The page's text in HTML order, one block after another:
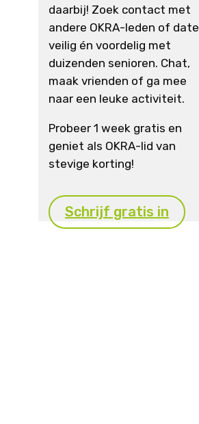
daarbij! Zoek contact met
andere OKRA-leden of date
veilig én voordelig met
duizenden senioren. Chat,
maak vrienden of ga mee
naar een leuke activiteit.
Probeer 1 week gratis en
geniet als OKRA-lid van
stevige korting!
Schrijf gratis in